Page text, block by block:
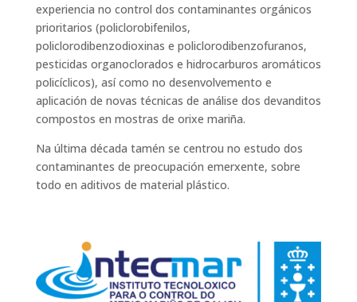
experiencia no control dos contaminantes orgánicos
prioritarios (policlorobifenilos,
policlorodibenzodioxinas e policlorodibenzofuranos,
pesticidas organoclorados e hidrocarburos aromáticos
policíclicos), así como no desenvolvemento e
aplicación de novas técnicas de análise dos devanditos
compostos en mostras de orixe mariña.
Na última década tamén se centrou no estudo dos
contaminantes de preocupación emerxente, sobre
todo en aditivos de material plástico.